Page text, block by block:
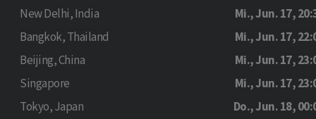
New Delhi, India
Mi., Jun. 17,
Bangkok, Thailand
Mi., Jun. 17,
Beijing, China
Mi., Jun. 17,
Singapore
Mi., Jun. 17,
Tokyo, Japan
Do., Jun. 18,